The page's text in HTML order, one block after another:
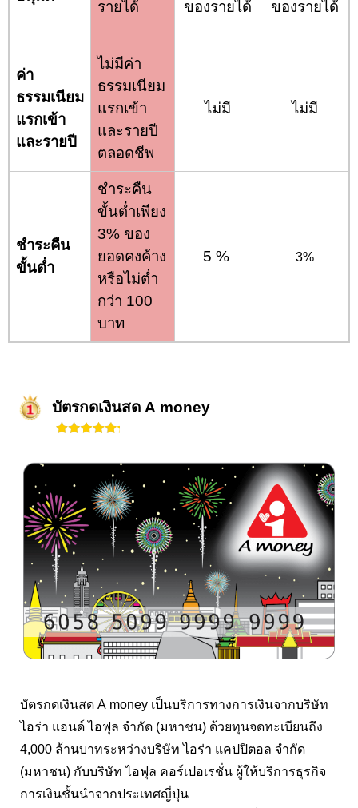
รายได้ ของรายได้ ของรายได้
ค่า
ธรรมเนียม
แรกเข้า
และรายปี
ไม่มีค่า
ธรรมเนียม
แรกเข้า
และรายปี
ตลอดชีพ
ไม่มี ไม่มี
ชำระคืน
ขั้นต่ำ
ชำระคืน
ขั้นต่ำเพียง
3% ของ
ยอดคงค้าง
หรือไม่ต่ำ
กว่า 100
บาท
5 % 3%
บัตรกดเงินสด A money
บัตรกดเงินสด A money เป็นบริการทางการเงินจากบริษัท
ไอร่า แอนด์ ไอฟุล จำกัด (มหาชน) ด้วยทุนจดทะเบียนถึง
4,000 ล้านบาทระหว่างบริษัท ไอร่า แคปปิตอล จำกัด
(มหาชน) กับบริษัท ไอฟุล คอร์เปอเรชั่น ผู้ให้บริการธุรกิจ
การเงินชั้นนำจากประเทศญี่ปุ่น